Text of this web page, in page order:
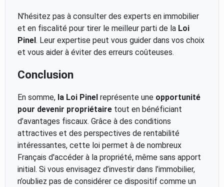
N’hésitez pas à consulter des experts en immobilier
et en fiscalité pour tirer le meilleur parti de la Loi
Pinel . Leur expertise peut vous guider dans vos choix
et vous aider à éviter des erreurs coûteuses.
Conclusion
En somme, la Loi Pinel représente une opportunité
pour devenir propriétairetout en bénéficiant
d’avantages fiscaux. Grâce à des conditions
attractives et des perspectives de rentabilité
intéressantes, cette loi permet à de nombreux
Français d'accéder à la propriété, même sans apport
initial. Si vous envisagez d’investir dans l’immobilier,
n’oubliez pas de considérer ce dispositif comme un